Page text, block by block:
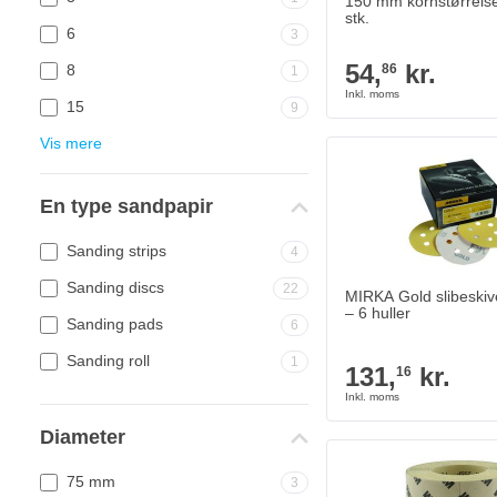
6 3
8 1
15 9
Vis mere
En type sandpapir
Sanding strips 4
Sanding discs 22
Sanding pads 6
Sanding roll 1
Diameter
75 mm 3
stk.
54,86kr.
kr.
MIRKA Gold
– 6 huller
131,16kr.
På lagerkr.